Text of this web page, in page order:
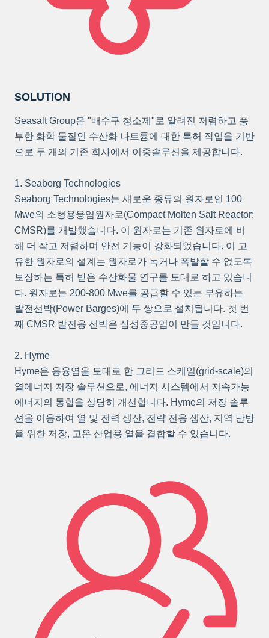
SOLUTION
Seasalt Group은 "배수구 청소제"로 알려진 저렴하고 풍
부한 화학 물질인 수산화 나트륨에 대한 특허 작업을 기반
으로 두 개의 기존 회사에서 이중솔루션을 제공합니다.
1. Seaborg Technologies
Seaborg Technologies는 새로운 종류의 원자로인 100
Mwe의 소형용융염원자로(Compact Molten Salt Reactor:
CMSR)를 개발했습니다. 이 원자로는 기존 원자로에 비
해 더 작고 저렴하며 안전 기능이 강화되었습니다. 이 고
유한 원자로의 설계는 원자로가 녹거나 폭발할 수 없도록
보장하는 특허 받은 수산화물 연구를 토대로 하고 있습니
다. 원자로는 200-800 Mwe를 공급할 수 있는 부유하는
발전선박(Power Barges)에 두 쌍으로 설치됩니다. 첫 번
째 CMSR 발전용 선박은 삼성중공업이 만들 것입니다.
2. Hyme
Hyme은 용융염을 토대로 한 그리드 스케일(grid-scale)의
열에너지 저장 솔루션으로, 에너지 시스템에서 지속가능
에너지의 통합을 상당히 개선합니다. Hyme의 저장 솔루
션을 이용하여 열 및 전력 생산, 전략 전용 생산, 지역 난방
을 위한 저장, 고온 산업용 열을 결합할 수 있습니다.